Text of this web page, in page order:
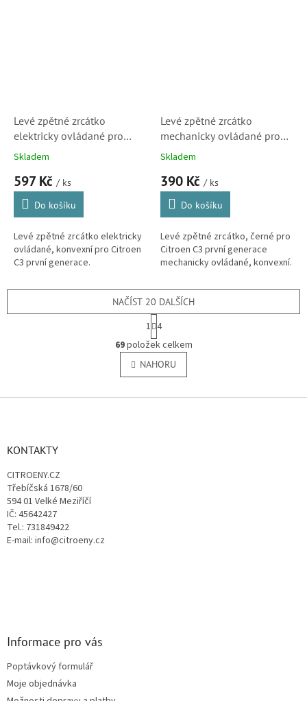
Levé zpětné zrcátko
elektricky ovládané pro
Citroen C3 (8149FJ,
5402041125851P,
3050016)
Skladem
597 Kč / ks
Do košíku
Levé zpětné zrcátko elektricky
ovládané, konvexní pro Citroen
C3 první generace.
Levé zpětné zrcátko
mechanicky ovládané pro
Citroen C3 (305-0014,
Skladem
390 Kč / ks
Do košíku
Levé zpětné zrcátko, černé pro
Citroen C3 první generace
mechanicky ovládané, konvexní.
O
v
l
á
NAČÍST 20 DALŠÍCH
S
t
r
á
n
k
v
1 4
69položek celkem
NAHORU
KONTAKTY
CITROENY.CZ
Třebíčská 1678/60
594 01 Velké Meziříčí
IČ: 45642427
Tel.: 731849422
E-mail: info@citroeny.cz
Informace pro vás
Poptávkový formulář
Moje objednávka